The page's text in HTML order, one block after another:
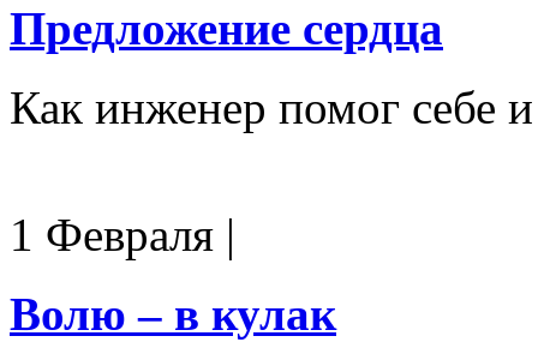
Предложение сердца
Как инженер помог себе
1 Февраля |
Волю – в кулак